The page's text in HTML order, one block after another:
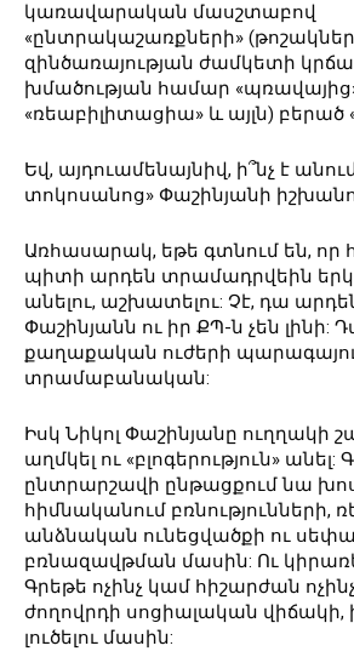
կառավարական մասշտաբով
«ընտրակաշառքների» (թոշակներ,
զինծառայության ժամկետի
խմածության համար
«ռեաբիլիտացիա» և այլն) բերած
Եվ, այդուամենայնիվ, ի՞նչ է
տոկոսանոց» Փաշինյանի
Առհասարակ, եթե գտնում են,
պիտի արդեն տրամադրվեին
անելու, աշխատելու: Չէ, դա
Փաշինյանն ու իր ՔՊ-ն չեն լինի:
քաղաքական ուժերի
տրամաբանական:
Իսկ Նիկոլ Փաշինյանը ուղղակի
աղմկել ու «բլոգերություն»
ընտրարշավի ընթացքում նա
հիմնականում բռնությունների,
անձնական ունեցվածքի ու
բռնազավթման մասին: Ու
Գրեթե ոչինչ կամ հիշարժան
ժողովրդի սոցիալական վիճակի,
լուծելու մասին: